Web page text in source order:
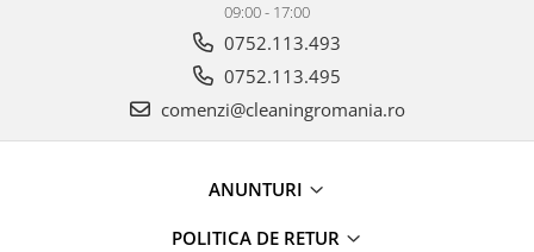
09:00 - 17:00
0752.113.493
0752.113.495
comenzi@cleaningromania.ro
ANUNTURI
POLITICA DE RETUR